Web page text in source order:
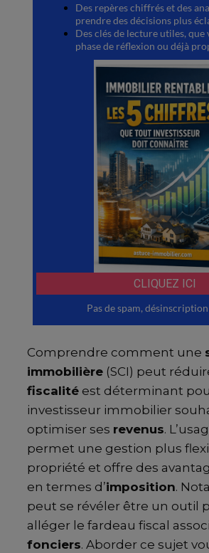
Comprendre comment une
immobilière (SCI) peut
fiscalité est déterminant
investisseur immobilier
optimiser ses revenus.
permet une gestion plus
propriété et offre des
en termes d’imposition.
peut se révéler être un outil
alléger le fardeau fiscal
fonciers. Aborder ce sujet